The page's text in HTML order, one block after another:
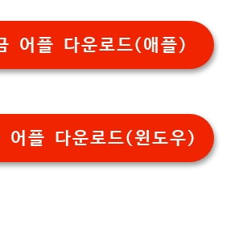
어플 다운로드(애플)
어플 다운로드(윈도우)